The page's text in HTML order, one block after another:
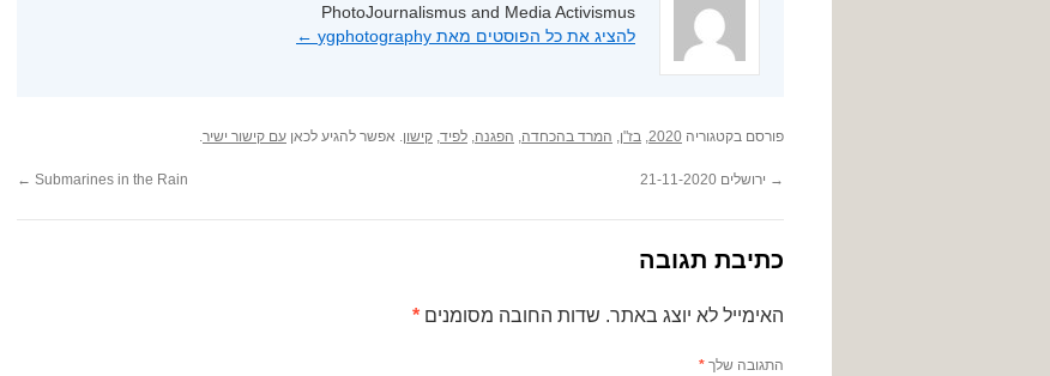
PhotoJournalismus and Media Activismus
להציג את כל הפוסטים מאת ygphotography‏
←
פורסם בקטגוריה 2020
, בז"ן, המרד בהכחדה, הפגנה, לפיד, קישון. אפשר להגיע לכאן עם קישור ישיר.
→ ירושלים 21-11-2020 Submarines in the Rain
←
כתיבת תגובה
האימייל לא יוצג באתר. שדות החובה מסומנים *
התגובה שלך *